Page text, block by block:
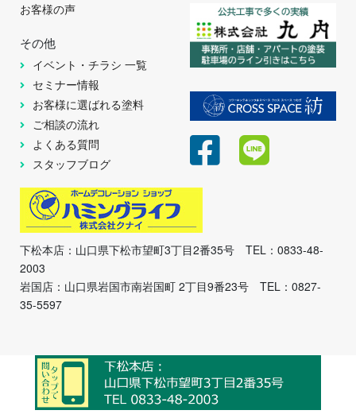
お客様の声
その他
イベント・チラシ 一覧
セミナー情報
お客様に選ばれる塗料
ご相談の流れ
よくある質問
スタッフブログ
下松本店：山口県下松市望町3丁目2番35号 TEL：0833-48-
2003
岩国店：山口県岩国市南岩国町 2丁目9番23号 TEL：0827-
35-5597